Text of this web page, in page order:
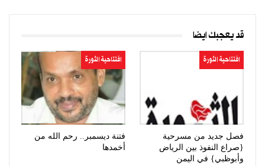
قد يعجبك ايضا
افتتاحية الثورة
فصل جديد من مسرحية
{صراع النفوذ بين الرياض
وأبوظبي} في اليمن
افتتاحية الثورة
فتنة ديسمبر.. رحم الله من
أخمدها